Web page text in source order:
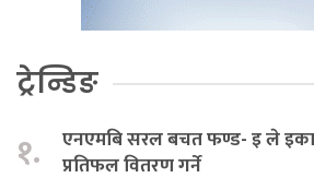
ट्रेन्डिङ
१.
एनएमबि सरल बचत फण्ड- इ ले
प्रतिफल वितरण गर्ने